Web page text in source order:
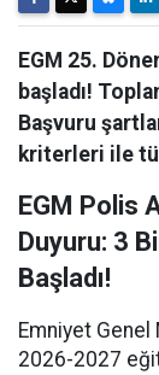
EGM 25.
başladı!
Başvuru
kriterleri ile
EGM Polis
Duyuru: 3
Başladı!
Emniyet Genel
2026-2027